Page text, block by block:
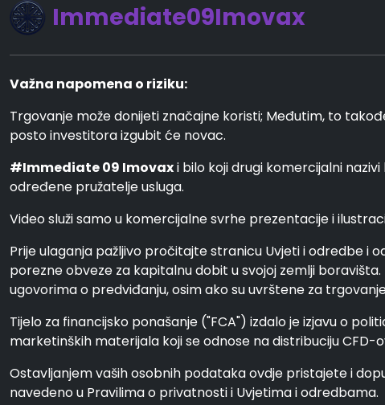
Immediate09Imovax
Važna napomena o riziku:
Trgovanje može donijeti značajne koristi; Međutim, to
posto investitora izgubit će novac.
#Immediate 09 Imovaxi bilo koji drugi komercijalni
određene pružatelje usluga.
Video služi samo u komercijalne svrhe prezentacije i
Prije ulaganja pažljivo pročitajte stranicu Uvjeti i odredbe i
porezne obveze za kapitalnu dobit u svojoj zemlji
ugovorima o predviđanju, osim ako su uvrštene za
Tijelo za financijsko ponašanje ("FCA") izdalo je izjavu o
marketinških materijala koji se odnose na distribuciju
Ostavljanjem vaših osobnih podataka ovdje pristajete i
navedeno u Pravilima o privatnosti i Uvjetima i odredbama.